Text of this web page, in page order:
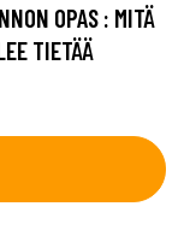
OPAS : MITÄ
TIETÄÄ